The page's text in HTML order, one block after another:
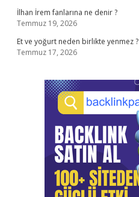
İlhan İrem fanlarına ne denir ?
Temmuz 19, 2026
Et ve yoğurt neden birlikte yenmez ?
Temmuz 17, 2026